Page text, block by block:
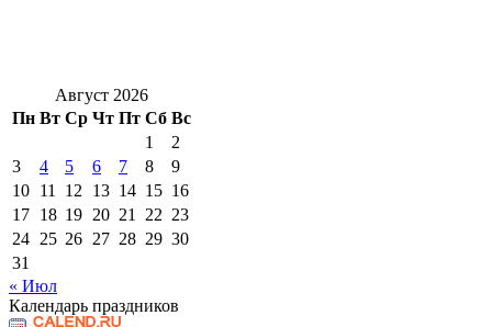
Август 2026
Пн Вт Ср Чт Пт Сб Вс
1
2
3
4 5 6 7 8
9
10 11 12 13 14 15 16
17 18 19 20 21 22 23
24 25 26 27 28 29 30
31
« Июл
Календарь праздников